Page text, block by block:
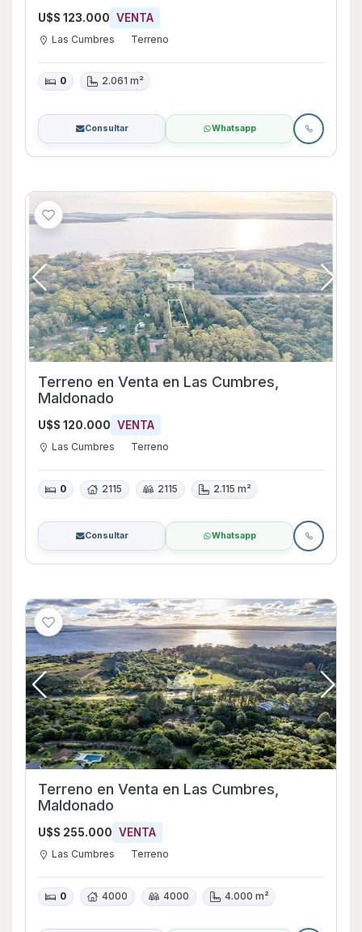
U$S 123.000 VENTA
Las Cumbres Terreno
0 2.061 m²
Consultar Whatsapp
Terreno en Venta en Las Cumbres,
Maldonado
U$S 120.000 VENTA
Las Cumbres Terreno
0 2115 2115 2.115 m²
Consultar Whatsapp
Terreno en Venta en Las Cumbres,
Maldonado
U$S 255.000 VENTA
Las Cumbres Terreno
0 4000 4000 4.000 m²